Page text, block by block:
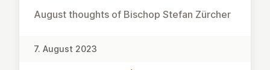
August thoughts of Bischop Stefan Zürcher
7. August 2023